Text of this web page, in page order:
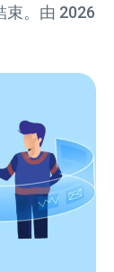
束。由 2026